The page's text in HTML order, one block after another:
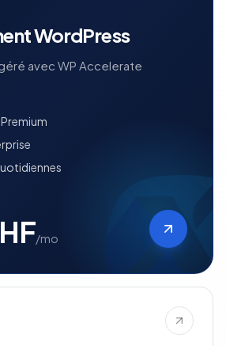
WordPress
avec WP Accelerate
/mo